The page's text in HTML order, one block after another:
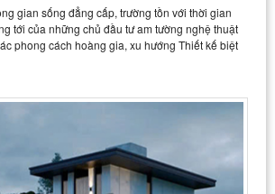
gian sống đẳng cấp, trường tồn với thời gian
tới của những chủ đầu tư am tường nghệ thuật
phong cách hoàng gia, xu hướng Thiết kế biệt